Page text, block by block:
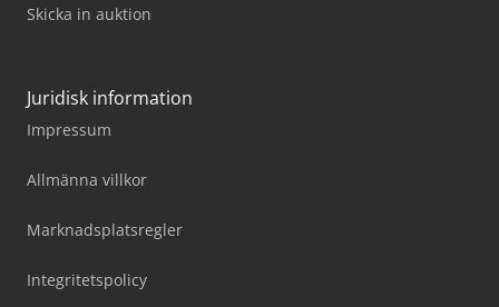
Skicka in auktion
Juridisk information
Impressum
Allmänna villkor
Marknadsplatsregler
Integritetspolicy